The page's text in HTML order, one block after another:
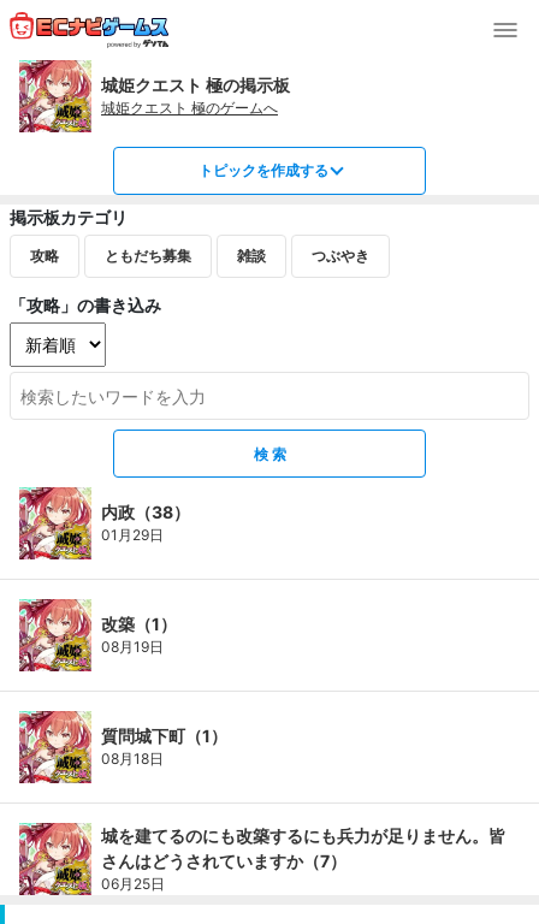
城姫クエスト 極の掲示板
城姫クエスト 極のゲームへ
トピックを作成する
掲示板カテゴリ
攻略 ともだち募集 雑談 つぶやき
「攻略」の書き込み
内政（38）
01月29日
改築（1）
08月19日
質問城下町（1）
08月18日
城を建てるのにも改築するにも兵力が足りません。皆
さんはどうされていますか（7）
06月25日